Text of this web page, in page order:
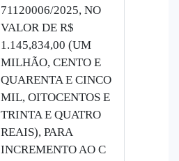
71120006/2025, NO
VALOR DE R$
1.145,834,00 (UM
MILHÃO, CENTO E
QUARENTA E CINCO
MIL, OITOCENTOS E
TRINTA E QUATRO
REAIS), PARA
INCREMENTO AO C